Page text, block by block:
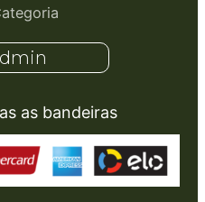
as bandeiras